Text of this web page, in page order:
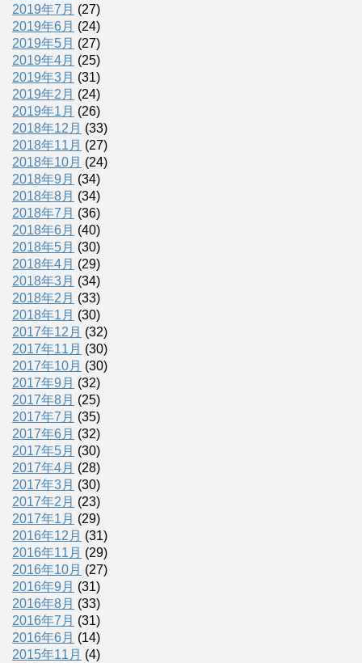
2019年7月 (27)
2019年6月 (24)
2019年5月 (27)
2019年4月 (25)
2019年3月 (31)
2019年2月 (24)
2019年1月 (26)
2018年12月 (33)
2018年11月 (27)
2018年10月 (24)
2018年9月 (34)
2018年8月 (34)
2018年7月 (36)
2018年6月 (40)
2018年5月 (30)
2018年4月 (29)
2018年3月 (34)
2018年2月 (33)
2018年1月 (30)
2017年12月 (32)
2017年11月 (30)
2017年10月 (30)
2017年9月 (32)
2017年8月 (25)
2017年7月 (35)
2017年6月 (32)
2017年5月 (30)
2017年4月 (28)
2017年3月 (30)
2017年2月 (23)
2017年1月 (29)
2016年12月 (31)
2016年11月 (29)
2016年10月 (27)
2016年9月 (31)
2016年8月 (33)
2016年7月 (31)
2016年6月 (14)
2015年11月 (4)